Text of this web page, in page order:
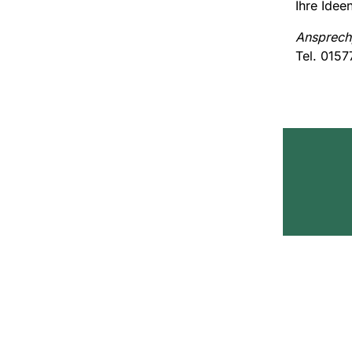
Ihre
Tel.